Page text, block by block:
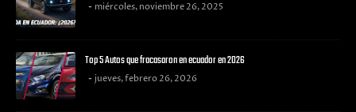
miércoles, noviembre 26, 2025
Top 5 Autos que fracasaron en ecuador en 2026
jueves, febrero 26, 2026